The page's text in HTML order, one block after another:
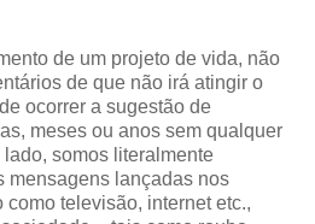
de um projeto de vida, não
de que não irá atingir o
ocorrer a sugestão de
meses ou anos sem qualquer
somos literalmente
mensagens lançadas nos
televisão, internet etc.,